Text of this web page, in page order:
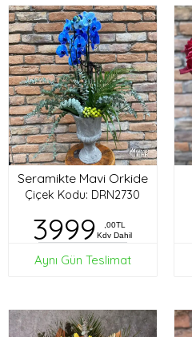
Seramikte Mavi Orkide
Çiçek Kodu: DRN2730
3999
,00TL
Kdv Dahil
Aynı Gün Teslimat